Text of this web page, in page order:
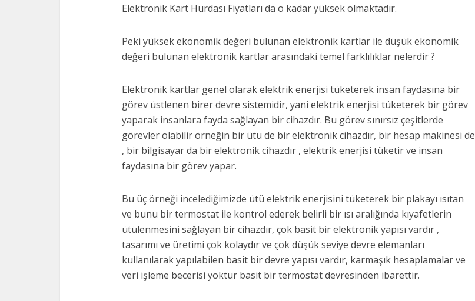
Elektronik Kart Hurdası Fiyatları da o kadar yüksek olmaktadır.
Peki yüksek ekonomik değeri bulunan elektronik kartlar ile düşük ekonomik
değeri bulunan elektronik kartlar arasındaki temel farklılıklar nelerdir ?
Elektronik kartlar genel olarak elektrik enerjisi tüketerek insan faydasına bir
görev üstlenen birer devre sistemidir, yani elektrik enerjisi tüketerek bir görev
yaparak insanlara fayda sağlayan bir cihazdır. Bu görev sınırsız çeşitlerde
görevler olabilir örneğin bir ütü de bir elektronik cihazdır, bir hesap makinesi de
, bir bilgisayar da bir elektronik cihazdır , elektrik enerjisi tüketir ve insan
faydasına bir görev yapar.
Bu üç örneği incelediğimizde ütü elektrik enerjisini tüketerek bir plakayı ısıtan
ve bunu bir termostat ile kontrol ederek belirli bir ısı aralığında kıyafetlerin
ütülenmesini sağlayan bir cihazdır, çok basit bir elektronik yapısı vardır ,
tasarımı ve üretimi çok kolaydır ve çok düşük seviye devre elemanları
kullanılarak yapılabilen basit bir devre yapısı vardır, karmaşık hesaplamalar ve
veri işleme becerisi yoktur basit bir termostat devresinden ibarettir.